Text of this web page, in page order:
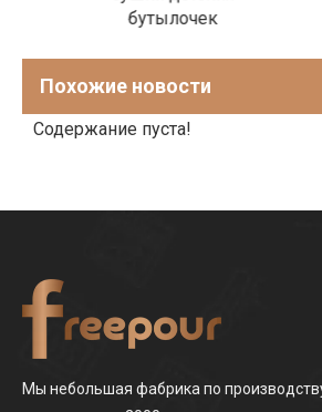
бутылочек
Похожие новости
Содержание пуста!
Мы небольшая фабрика по